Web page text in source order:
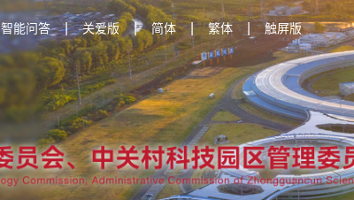
智能问答 | 关爱版 | 简体 | 繁体 触屏版